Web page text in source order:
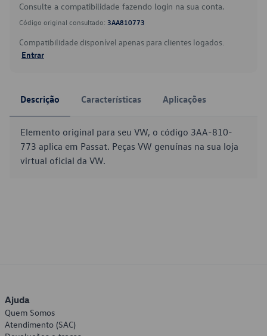
Consulte a compatibilidade fazendo login na sua conta.
Código original consultado: 3AA810773
Compatibilidade disponível apenas para clientes logados.
Entrar
Descrição Características Aplicações
Elemento original para seu VW, o código 3AA-810-
773 aplica em Passat. Peças VW genuínas na sua loja
virtual oficial da VW.
Ajuda
Quem Somos
Atendimento (SAC)